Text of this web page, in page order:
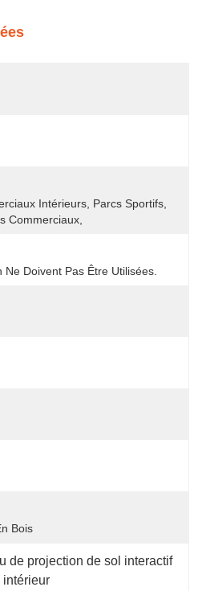
Intérieurs, Parcs Sportifs,
Commerciaux,
Doivent Pas Être Utilisées.
Bois
de projection de sol interactif
intérieur